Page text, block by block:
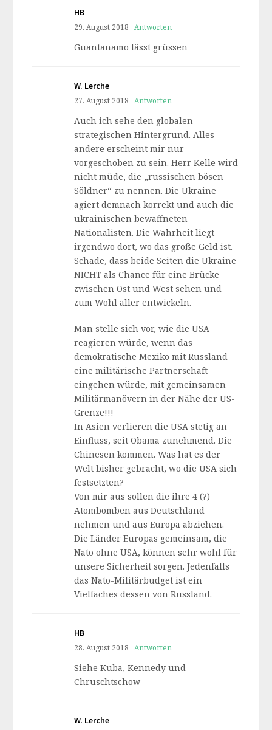
HB
29. August 2018 Antworten
Guantanamo lässt grüssen
W. Lerche
27. August 2018 Antworten
Auch ich sehe den globalen
strategischen Hintergrund. Alles
andere erscheint mir nur
vorgeschoben zu sein. Herr Kelle wird
nicht müde, die „russischen bösen
Söldner“ zu nennen. Die Ukraine
agiert demnach korrekt und auch die
ukrainischen bewaffneten
Nationalisten. Die Wahrheit liegt
irgendwo dort, wo das große Geld ist.
Schade, dass beide Seiten die Ukraine
NICHT als Chance für eine Brücke
zwischen Ost und West sehen und
zum Wohl aller entwickeln.
Man stelle sich vor, wie die USA
reagieren würde, wenn das
demokratische Mexiko mit Russland
eine militärische Partnerschaft
eingehen würde, mit gemeinsamen
Militärmanövern in der Nähe der US-
Grenze!!!
In Asien verlieren die USA stetig an
Einfluss, seit Obama zunehmend. Die
Chinesen kommen. Was hat es der
Welt bisher gebracht, wo die USA sich
festsetzten?
Von mir aus sollen die ihre 4 (?)
Atombomben aus Deutschland
nehmen und aus Europa abziehen.
Die Länder Europas gemeinsam, die
Nato ohne USA, können sehr wohl für
unsere Sicherheit sorgen. Jedenfalls
das Nato-Militärbudget ist ein
Vielfaches dessen von Russland.
HB
28. August 2018 Antworten
Siehe Kuba, Kennedy und
Chruschtschow
W. Lerche